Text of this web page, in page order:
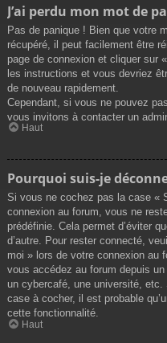
J’ai perdu mon mot de
Pas de panique ! Bien que votre
récupéré, il peut facilement être
page de connexion et cliquer sur
les instructions et vous devriez
de nouveau rapidement.
Cependant, si vous ne pouvez
vous invitons à contacter un
Haut
Pourquoi suis-je
Si vous ne cochez pas la case «
connexion au forum, vous ne
prédéfinie. Cela permet d’éviter
d’autre. Pour rester connecté,
moi » lors de votre connexion au
vous accédez au forum depuis
un cybercafé, une université,
case à cocher, il est probable
cette fonctionnalité.
Haut